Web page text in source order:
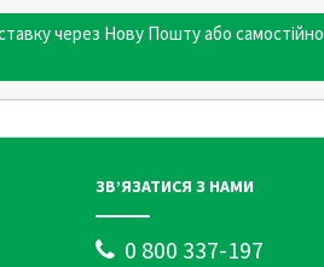
через Нову Пошту або самостійно
ЗВ’ЯЗАТИСЯ З НАМИ
0 800 337-197